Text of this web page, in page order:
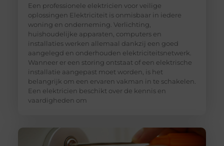
Een professionele elektricien voor veilige
oplossingen Elektriciteit is onmisbaar in iedere
woning en onderneming. Verlichting,
huishoudelijke apparaten, computers en
installaties werken allemaal dankzij een goed
aangelegd en onderhouden elektriciteitsnetwerk.
Wanneer er een storing ontstaat of een elektrische
installatie aangepast moet worden, is het
belangrijk om een ervaren vakman in te schakelen.
Een elektricien beschikt over de kennis en
vaardigheden om